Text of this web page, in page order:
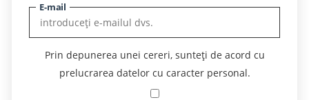
E-mail
Prin depunerea unei cereri, sunteți de acord cu
prelucrarea datelor cu caracter personal.